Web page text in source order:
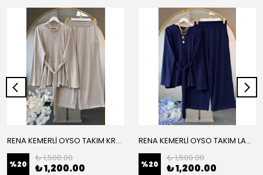
RENA KEMERLİ OYSO TAKIM KREM
%20
₺ 1,500.00
₺ 1,200.00
RENA KEMERLİ OYSO TAKIM LACİVERT
%20
₺ 1,500.00
₺ 1,200.00